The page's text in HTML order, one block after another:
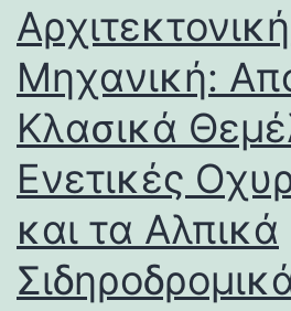
Μηχανική:
Κλασικά
Ενετικές
και τα Αλπικά